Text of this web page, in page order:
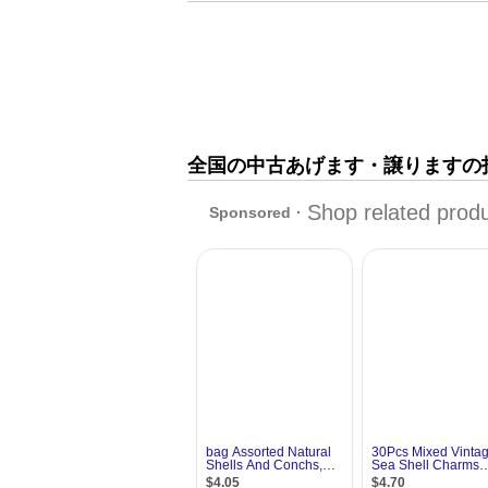
全国の中古あげます・譲りますの